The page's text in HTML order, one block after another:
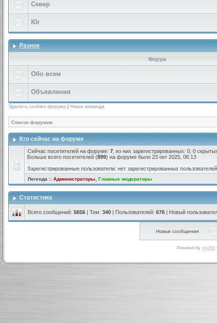
Север
Юг
Разное
Форум
Обо всем
Объявления
Удалить cookies форума | Наша команда
Список форумов
Кто сейчас на форуме
Сейчас посетителей на форуме: 7 , из них зарегистрированных: 0, 0
Больше всего посетителей (899) на форуме было 23 окт 2025, 06:13
Зарегистрированные пользователи: нет зарегистрированных пользователей
Легенда :: Администраторы Главные модераторы
Статистика
Всего сообщений: 5656 | Тем: 340 | Пользователей: 676 | Новый
Новые сообщения
Powered by phpBB